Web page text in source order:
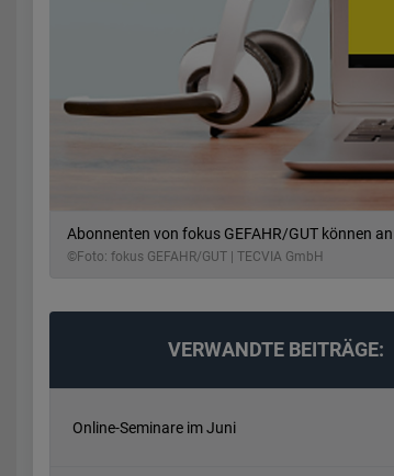
Abonnenten von fokus GEFAHR/GUT können
©Foto: fokus GEFAHR/GUT | TECVIA GmbH
VERWANDTE BEITRÄGE:
Online-Seminare im Juni